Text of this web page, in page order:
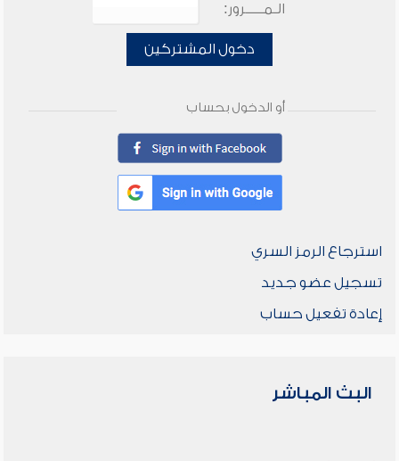
الـمـــــرور:
دخول المشتركين
أو الدخول بحساب
استرجاع الرمز السري
تسجيل عضو جديد
إعادة تفعيل حساب
البث المباشر